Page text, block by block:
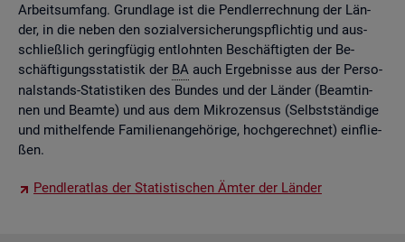
Ar­beits­um­fang. Grund­la­ge ist die Pend­ler­rech­nung der Län­
der, in die neben den so­zi­al­ver­si­che­rungs­pflich­tig und aus­
schlie­ß­lich ge­ring­fü­gig ent­lohn­ten Be­schäf­tig­ten der Be­
schäf­ti­gungs­sta­tis­tik der BA auch Er­geb­nis­se aus der Per­so­
nal­stands-Sta­tis­ti­ken des Bun­des und der Län­der (Be­am­tin­
nen und Be­am­te) und aus dem Mi­kro­zen­sus (Selbst­stän­di­ge
und mit­hel­fen­de Fa­mi­li­en­an­ge­hö­ri­ge, hoch­ge­rech­net) ein­flie­
ßen.
Pend­ler­at­las der Sta­tis­ti­schen Ämter der Län­der